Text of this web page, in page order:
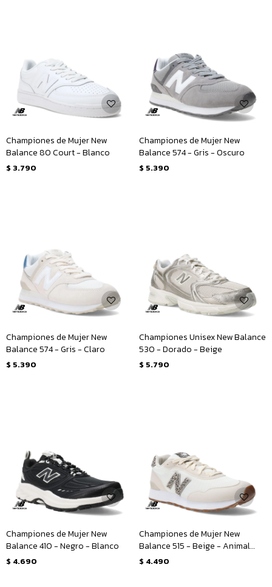
Championes de Mujer New
Balance 80 Court - Blanco
$ 3.790
Championes de Mujer New
Balance 574 - Gris - Oscuro
$ 5.390
Championes de Mujer New
Balance 574 - Gris - Claro
$ 5.390
Championes Unisex New Balance
530 - Dorado - Beige
$ 5.790
Championes de Mujer New
Balance 410 - Negro - Blanco
$ 4.690
Championes de Mujer New
Balance 515 - Beige - Animal
Print
$ 4.490